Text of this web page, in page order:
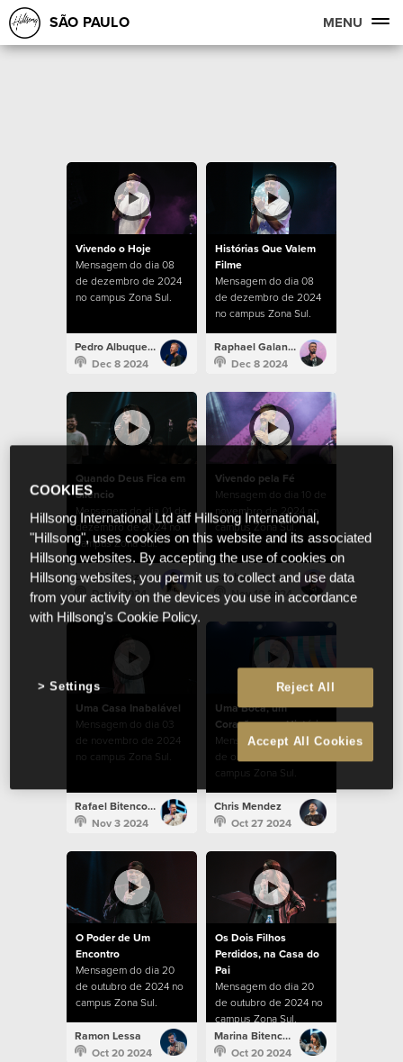
SÃO PAULO MENU
Vivendo o Hoje
Mensagem do dia 08
de dezembro de 2024
no campus Zona Sul.
Pedro Albuquerque
Dec 8 2024
Histórias Que Valem
Filme
Mensagem do dia 08
de dezembro de 2024
no campus Zona Sul.
Raphael Galante
Dec 8 2024
Quando Deus Fica em
Silêncio
Mensagem do dia 01 de
dezembro de 2024 no
campus Zona Sul.
Lucy Mendez
Dec 1 2024
Vivendo pela Fé
Mensagem do dia 10 de
novembro de 2024 no
campus Zona Sul.
Raphael Galante
Nov 10 2024
Uma Casa Inabalável
Mensagem do dia 03
de novembro de 2024
no campus Zona Sul.
Rafael Bitencourt
Nov 3 2024
Uma Boca, um
Coração, uma História
Mensagem do dia 27
de outubro de 2024 no
campus Zona Sul.
Chris Mendez
Oct 27 2024
O Poder de Um
Encontro
Mensagem do dia 20
de outubro de 2024 no
campus Zona Sul.
Ramon Lessa
Oct 20 2024
Os Dois Filhos
Perdidos, na Casa do
Pai
Mensagem do dia 20
de outubro de 2024 no
campus Zona Sul.
Marina Bitencourt
Oct 20 2024
COOKIES
Hillsong International Ltd atf Hillsong International,
"Hillsong", uses cookies on this website and its associated
Hillsong websites. By accepting the use of cookies on
Hillsong websites, you permit us to collect and use data
from your activity on the devices you use in accordance
with Hillsong's Cookie Policy.
Reject All
Accept All Cookies
Settings